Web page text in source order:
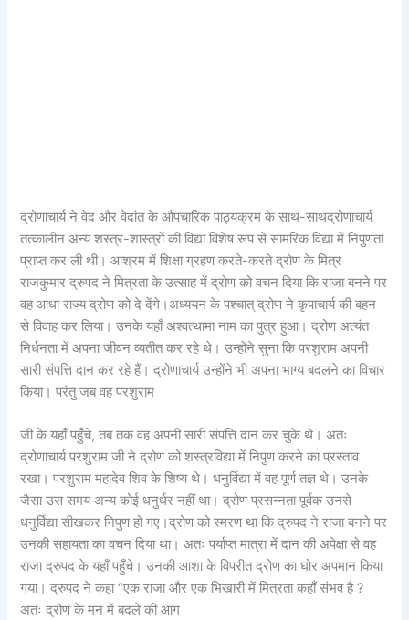
द्रोणाचार्य ने वेद और वेदांत के औपचारिक पाठ्यक्रम के साथ-साथद्रोणाचार्य
तत्कालीन अन्य शस्त्र-शास्त्रों की विद्या विशेष रूप से सामरिक विद्या में निपुणता
प्राप्त कर ली थी। आश्रम में शिक्षा ग्रहण करते-करते द्रोण के मित्र
राजकुमार द्रुपद ने मित्रता के उत्साह में द्रोण को वचन दिया कि राजा बनने पर
वह आधा राज्य द्रोण को दे देंगे।अध्ययन के पश्चात् द्रोण ने कृपाचार्य की बहन
से विवाह कर लिया। उनके यहाँ अश्वत्थामा नाम का पुत्र हुआ। द्रोण अत्यंत
निर्धनता में अपना जीवन व्यतीत कर रहे थे। उन्होंने सुना कि परशुराम अपनी
सारी संपत्ति दान कर रहे हैं। द्रोणाचार्य उन्होंने भी अपना भाग्य बदलने का विचार
किया। परंतु जब वह परशुराम
जी के यहाँ पहुँचे, तब तक वह अपनी सारी संपत्ति दान कर चुके थे। अतः
द्रोणाचार्य परशुराम जी ने द्रोण को शस्त्रविद्या में निपुण करने का प्रस्ताव
रखा। परशुराम महादेव शिव के शिष्य थे। धनुर्विद्या में वह पूर्ण तज्ञ थे। उनके
जैसा उस समय अन्य कोई धनुर्धर नहीं था। द्रोण प्रसन्नता पूर्वक उनसे
धनुर्विद्या सीखकर निपुण हो गए।द्रोण को स्मरण था कि द्रुपद ने राजा बनने पर
उनकी सहायता का वचन दिया था। अतः पर्याप्त मात्रा में दान की अपेक्षा से वह
राजा द्रुपद के यहाँ पहुँचे। उनकी आशा के विपरीत द्रोण का घोर अपमान किया
गया। द्रुपद ने कहा “एक राजा और एक भिखारी में मित्रता कहाँ संभव है ?
अतः द्रोण के मन में बदले की आग